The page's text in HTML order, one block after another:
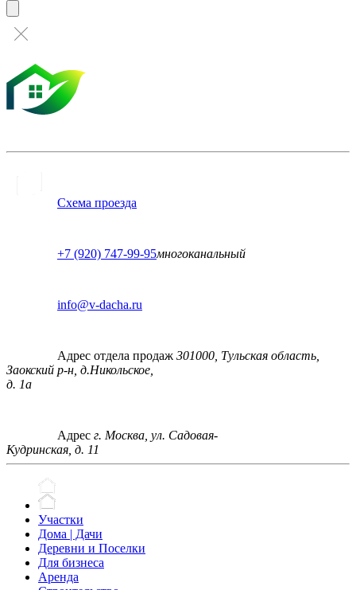
Схема проезда
+7 (920) 747-99-95многоканальный
info@v-dacha.ru
Адрес отдела продаж 301000, Тульская область,
Заокский р-н, д.Никольское,
д. 1а
Адрес г. Москва, ул. Садовая-
Кудринская, д. 11
Участки
Дома | Дачи
Деревни и Поселки
Для бизнеса
Аренда